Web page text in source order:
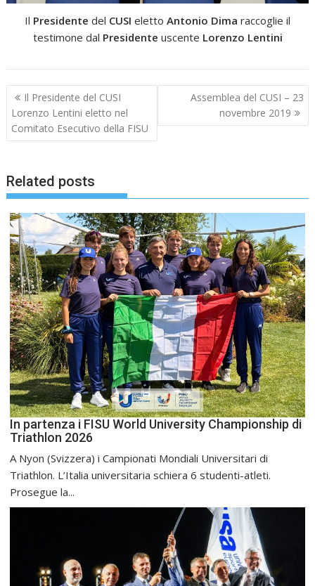
Il Presidente del CUSI eletto Antonio Dima raccoglie il
testimone dal Presidente uscente Lorenzo Lentini
Navigazione
articoli
Il Presidente del CUSI
Lorenzo Lentini eletto nel
Comitato Esecutivo della FISU
Assemblea del CUSI – 23
novembre 2019
Related posts
In partenza i FISU World University Championship di
Triathlon 2026
A Nyon (Svizzera) i Campionati Mondiali Universitari di
Triathlon. L’Italia universitaria schiera 6 studenti-atleti.
Prosegue la...